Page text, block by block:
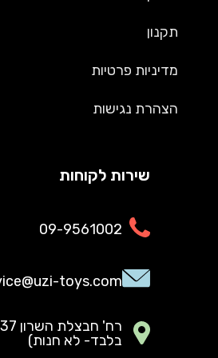
תקנון
מדיניות פרטיות
הצהרת נגישות
שירות לקוחות
09-9561002
toys.com
בלבד- לא חנות)